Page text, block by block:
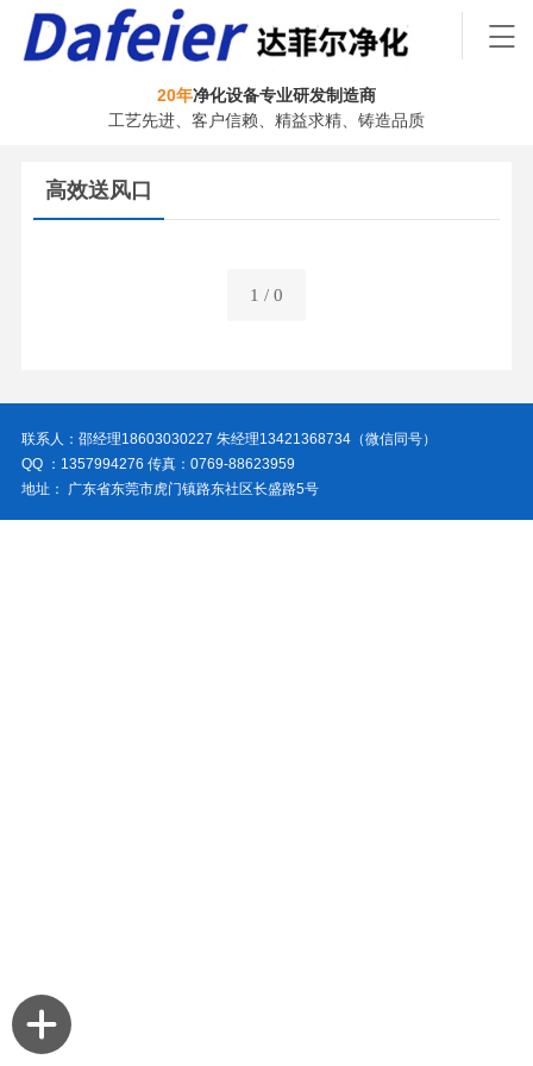
20年净化设备专业研发制造商
工艺先进、客户信赖、精益求精、铸造品质
高效送风口
1 / 0
联系人：邵经理18603030227 朱经理13421368734（微信同号）
QQ ：1357994276 传真：0769-88623959
地址： 广东省东莞市虎门镇路东社区长盛路5号